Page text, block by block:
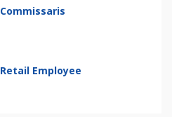
Commissaris
Retail Employee